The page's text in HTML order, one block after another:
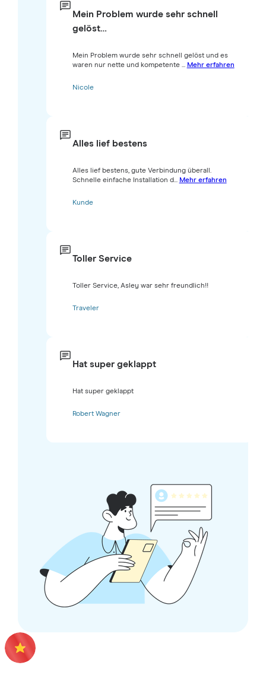
Mein Problem wurde sehr schnell
gelöst…
Mein Problem wurde sehr schnell gelöst und es
waren nur nette und kompetente ... Mehr erfahren
Nicole
Alles lief bestens
Alles lief bestens, gute Verbindung überall.
Schnelle einfache Installation d... Mehr erfahren
Kunde
Toller Service
Toller Service, Asley war sehr freundlich!!
Traveler
Hat super geklappt
Hat super geklappt
Robert Wagner